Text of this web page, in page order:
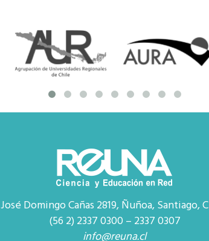
José Domingo Cañas 2819, Ñuñoa, Santiago,
(56 2) 2337 0300 – 2337 0307
info@reuna.cl